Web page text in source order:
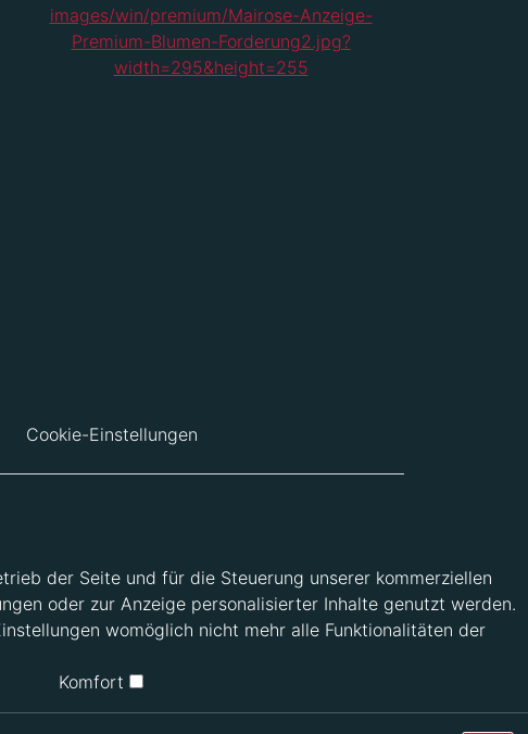
Cookie-Einstellungen
der Seite und für die Steuerung unserer kommerziellen
oder zur Anzeige personalisierter Inhalte genutzt werden.
womöglich nicht mehr alle Funktionalitäten der
Komfort